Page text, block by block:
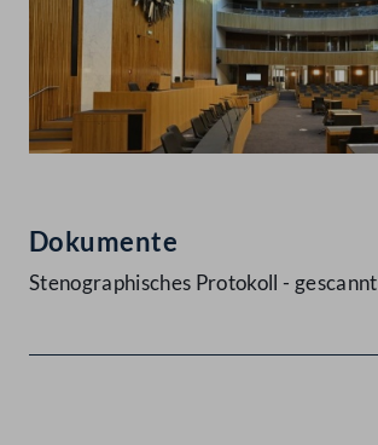
Dokumente
Stenographisches Protokoll - gescannt